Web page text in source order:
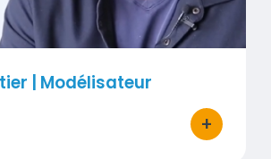
| Modélisateur
+
bouton